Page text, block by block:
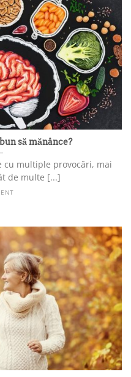
să mănânce?
cu multiple provocări, mai
de multe [...]